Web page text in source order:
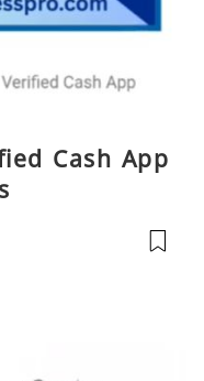
Cash App